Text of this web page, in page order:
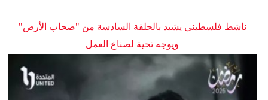
ناشط فلسطيني يشيد بالحلقة السادسة من "صحاب الأرض"
ويوجه تحية لصناع العمل